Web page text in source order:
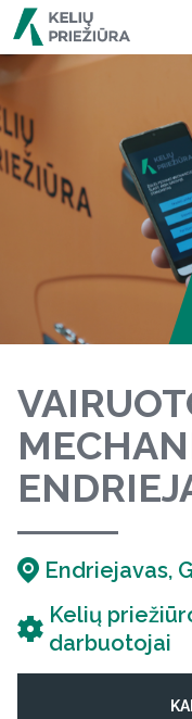
Endriejavas,
Kelių
darbuotojai